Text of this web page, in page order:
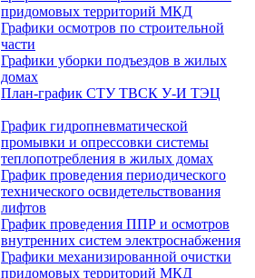
придомовых территорий МКД
Графики осмотров по строительной
части
Графики уборки подъездов в жилых
домах
План-график СТУ ТВСК У-И ТЭЦ
График гидропневматической
промывки и опрессовки системы
теплопотребления в жилых домах
График проведения периодического
технического освидетельствования
лифтов
График проведения ППР и осмотров
внутренних систем электроснабжения
Графики механизированной очистки
придомовых территорий МКД